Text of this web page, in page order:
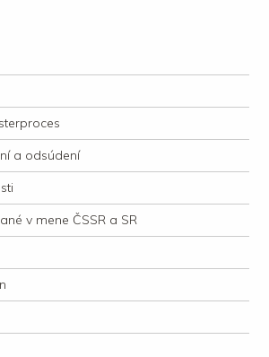
a odsúdení
v mene ČSSR a SR